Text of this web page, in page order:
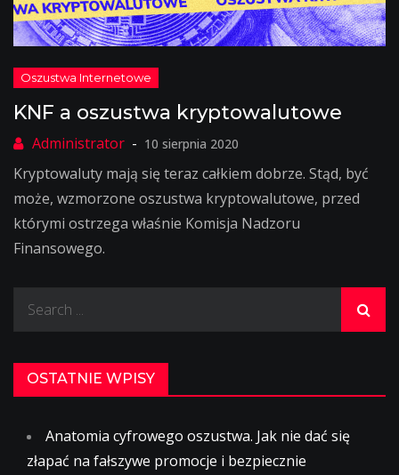
KNF a oszustwa kryptowalutowe
10 sierpnia 2020
Kryptowaluty mają się teraz całkiem dobrze. Stąd, być
może, wzmorzone oszustwa kryptowalutowe, przed
którymi ostrzega właśnie Komisja Nadzoru
Finansowego.
OSTATNIE WPISY
Anatomia cyfrowego oszustwa. Jak nie dać się
złapać na fałszywe promocje i bezpiecznie